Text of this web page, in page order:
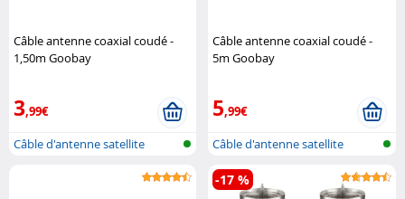
Câble antenne coaxial coudé -
1,50m Goobay
3,99€
Câble d'antenne satellite
Câble antenne coaxial coudé -
5m Goobay
5,99€
Câble d'antenne satellite
-17 %